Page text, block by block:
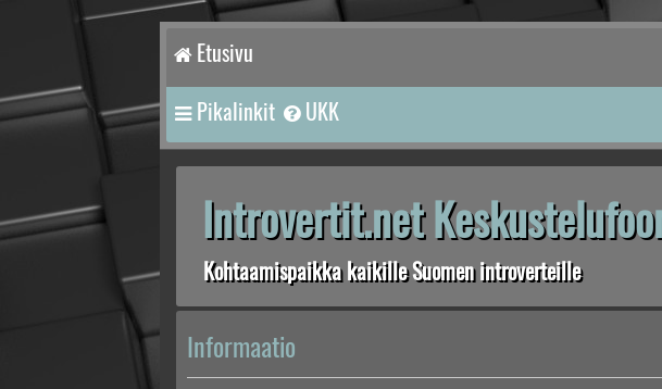
Etusivu
Pikalinkit UKK
Introvertit.net
Kohtaamispaikka kaikille Suomen introverteille
Informaatio